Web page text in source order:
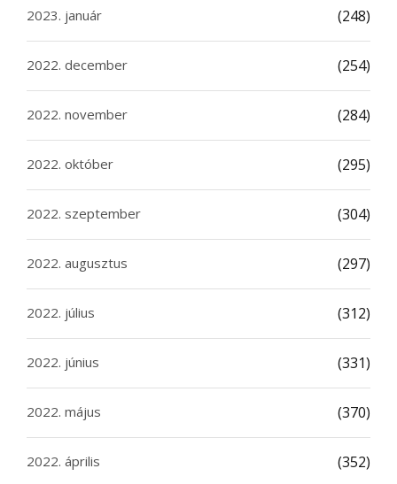
2023. január (248)
2022. december (254)
2022. november (284)
2022. október (295)
2022. szeptember (304)
2022. augusztus (297)
2022. július (312)
2022. június (331)
2022. május (370)
2022. április (352)